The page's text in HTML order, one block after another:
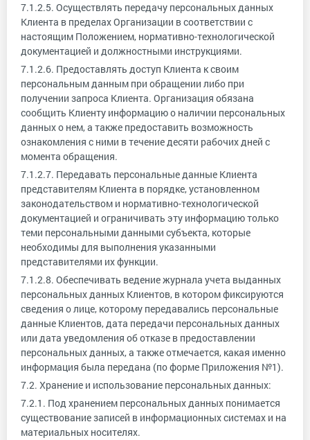
7.1.2.5. Осуществлять передачу персональных данных
Клиента в пределах Организации в соответствии с
настоящим Положением, нормативно-технологической
документацией и должностными инструкциями.
7.1.2.6. Предоставлять доступ Клиента к своим
персональным данным при обращении либо при
получении запроса Клиента. Организация обязана
сообщить Клиенту информацию о наличии персональных
данных о нем, а также предоставить возможность
ознакомления с ними в течение десяти рабочих дней с
момента обращения.
7.1.2.7. Передавать персональные данные Клиента
представителям Клиента в порядке, установленном
законодательством и нормативно-технологической
документацией и ограничивать эту информацию только
теми персональными данными субъекта, которые
необходимы для выполнения указанными
представителями их функции.
7.1.2.8. Обеспечивать ведение журнала учета выданных
персональных данных Клиентов, в котором фиксируются
сведения о лице, которому передавались персональные
данные Клиентов, дата передачи персональных данных
или дата уведомления об отказе в предоставлении
персональных данных, а также отмечается, какая именно
информация была передана (по форме Приложения №1).
7.2. Хранение и использование персональных данных:
7.2.1. Под хранением персональных данных понимается
существование записей в информационных системах и на
материальных носителях.